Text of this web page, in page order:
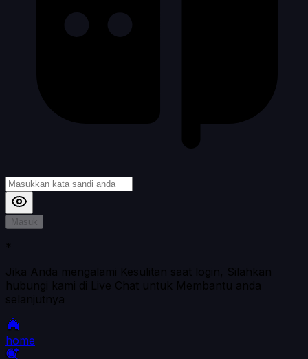
Masuk
*
Jika Anda mengalami Kesulitan saat login, Silahkan
hubungi kami di Live Chat untuk Membantu anda
selanjutnya
home